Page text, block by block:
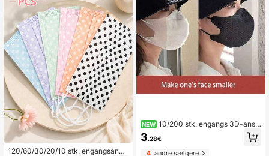
120/60/30/20/10 stk. engangsansi
NEW 10/200 stk. engangs 3D-ansig
tsmasker i hvid/sort, åndbart non-w
oven stof, letvægts daglig beskyttel
se, velegnet til kvinder (luft ud før br
3.28€
4andre sælgere